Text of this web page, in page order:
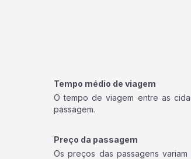
Tempo médio de viagem
O tempo de viagem entre as
passagem.
Preço da passagem
Os preços das passagens